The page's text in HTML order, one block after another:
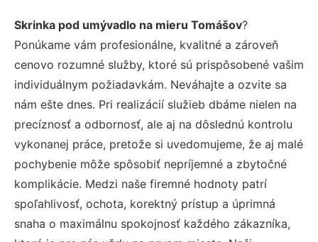
Skrinka pod umývadlo na mieru Tomášov?
Ponúkame vám profesionálne, kvalitné a zároveň
cenovo rozumné služby, ktoré sú prispôsobené vašim
individuálnym požiadavkám. Neváhajte a ozvite sa
nám ešte dnes. Pri realizácií služieb dbáme nielen na
precíznosť a odbornosť, ale aj na dôslednú kontrolu
vykonanej práce, pretože si uvedomujeme, že aj malé
pochybenie môže spôsobiť nepríjemné a zbytočné
komplikácie. Medzi naše firemné hodnoty patrí
spoľahlivosť, ochota, korektný prístup a úprimná
snaha o maximálnu spokojnosť každého zákazníka,